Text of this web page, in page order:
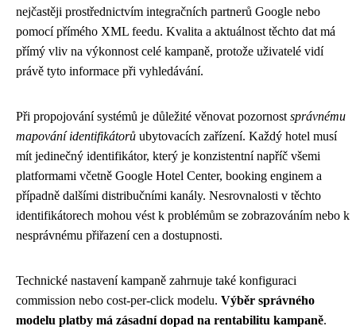
nejčastěji prostřednictvím integračních partnerů Google nebo
pomocí přímého XML feedu. Kvalita a aktuálnost těchto dat má
přímý vliv na výkonnost celé kampaně, protože uživatelé vidí
právě tyto informace při vyhledávání.
Při propojování systémů je důležité věnovat pozornost správnému
mapování identifikátorů ubytovacích zařízení. Každý hotel musí
mít jedinečný identifikátor, který je konzistentní napříč všemi
platformami včetně Google Hotel Center, booking enginem a
případně dalšími distribučními kanály. Nesrovnalosti v těchto
identifikátorech mohou vést k problémům se zobrazováním nebo k
nesprávnému přiřazení cen a dostupnosti.
Technické nastavení kampaně zahrnuje také konfiguraci
commission nebo cost-per-click modelu. Výběr správného
modelu platby má zásadní dopad na rentabilitu kampaně.